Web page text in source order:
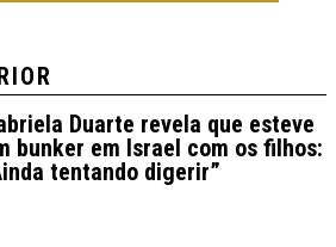
Duarte revela que esteve
bunker em Israel com os filhos:
tentando digerir”